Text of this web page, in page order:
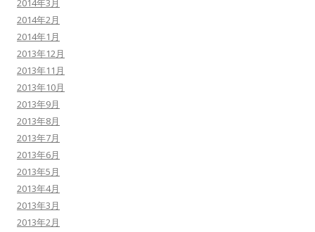
2014年3月
2014年2月
2014年1月
2013年12月
2013年11月
2013年10月
2013年9月
2013年8月
2013年7月
2013年6月
2013年5月
2013年4月
2013年3月
2013年2月